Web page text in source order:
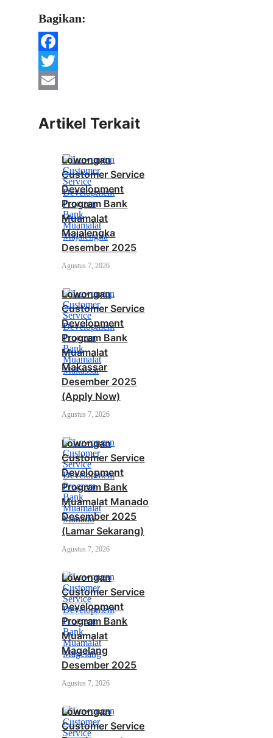
Bagikan:
Facebook
Twitter
Artikel Terkait
Lowongan
Customer Service
Development
Program Bank
Muamalat
Majalengka
Desember 2025
Agustus 7, 2026
Lowongan
Customer Service
Development
Program Bank
Muamalat
Makassar
Desember 2025
(Apply Now)
Agustus 7, 2026
Lowongan
Customer Service
Development
Program Bank
Muamalat Manado
Desember 2025
(Lamar Sekarang)
Agustus 7, 2026
Lowongan
Customer Service
Development
Program Bank
Muamalat
Magelang
Desember 2025
Agustus 7, 2026
Lowongan
Customer Service